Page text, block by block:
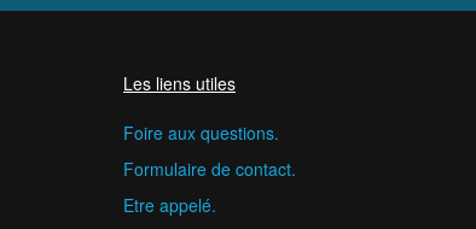
Les liens utiles
Foire aux questions.
Formulaire de contact.
Etre appelé.